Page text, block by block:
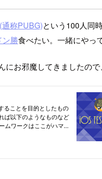
称PUBG)という100人同
ン勝食べたい。一緒にやっ
お邪魔してきましたので